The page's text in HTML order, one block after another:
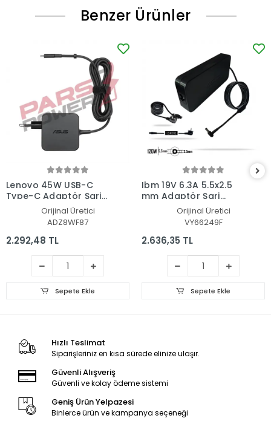
Benzer Ürünler
Lenovo 45W USB-C
Type-C Adaptör Şarj
Aleti-CihazıOrijinal Üretici
ADZ8WF87
2.292,48 TL
Sepete Ekle
Ibm 19V 6.3A 5.5x2.5
mm Adaptör Şarj
Aleti-CihazıOrijinal Üretici
VY66249F
2.636,35 TL
Sepete Ekle
Hızlı Teslimat
Siparişleriniz en kısa sürede elinize ulaşır.
Güvenli Alışveriş
Güvenli ve kolay ödeme sistemi
Geniş Ürün Yelpazesi
Binlerce ürün ve kampanya seçeneği